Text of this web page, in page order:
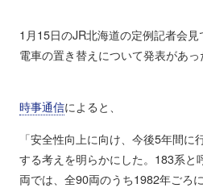
1月15日のJR北海道の定例記者会
電車の置き替えについて発表があっ
時事通信によると、
「安全性向上に向け、今後5年間
する考えを明らかにした。183系と
両では、全90両のうち1982年ごろ